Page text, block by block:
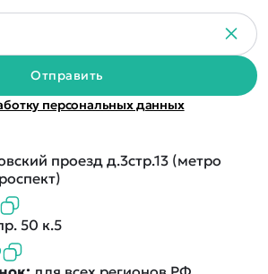
проезд д.3стр.13 (метро
50 к.5
Отправить
персональных данных